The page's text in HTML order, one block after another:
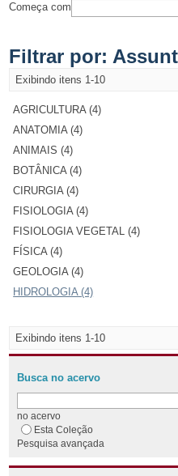
Começa com
Filtrar por:
Exibindo itens 1-10
AGRICULTURA (4)
ANATOMIA (4)
ANIMAIS (4)
BOTÂNICA (4)
CIRURGIA (4)
FISIOLOGIA (4)
FISIOLOGIA VEGETAL (4)
FÍSICA (4)
GEOLOGIA (4)
HIDROLOGIA (4)
Exibindo itens 1-10
Busca no acervo
no acervo
Esta Coleção
Pesquisa avançada